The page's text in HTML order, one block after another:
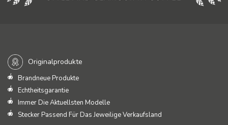
Originalprodukte
Brandneue Produkte
Echtheitsgarantie
Immer Die Aktuellsten Modelle
Stecker Passend Für Das Jeweilige Verkaufsland